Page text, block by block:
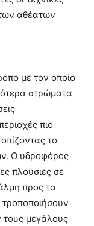
αθέατων
με τον οποίο
στρώματα
πιο
το
Ο υδροφόρος
πλούσιες σε
προς τα
τους μεγάλους